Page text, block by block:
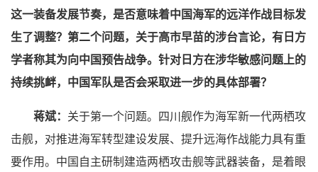
这一装备发展节奏，是否意味着中国海军的远洋作战目标发
生了调整？第二个问题，关于高市早苗的涉台言论，有日方
学者称其为向中国预告战争。针对日方在涉华敏感问题上的
持续挑衅，中国军队是否会采取进一步的具体部署？
蒋斌： 关于第一个问题。四川舰作为海军新一代两栖攻
击舰，对推进海军转型建设发展、提升远海作战能力具有重
要作用。中国自主研制建造两栖攻击舰等武器装备，是着眼